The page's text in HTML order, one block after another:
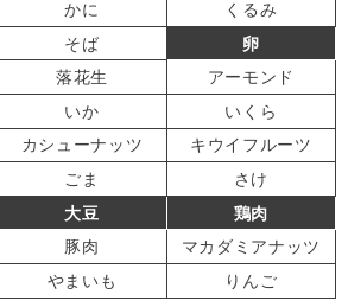
かに
くるみ
そば
卵
落花生
アーモンド
いか
いくら
カシューナッツ
キウイフルーツ
ごま
さけ
大豆
鶏肉
豚肉
マカダミアナッツ
やまいも
りんご